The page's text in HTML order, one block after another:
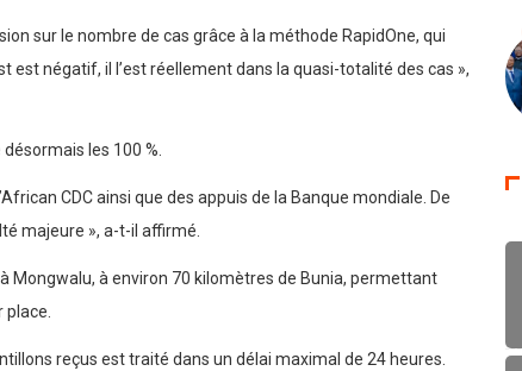
sur le nombre de cas grâce à la méthode RapidOne, qui
est négatif, il l’est réellement dans la quasi-totalité des cas »,
les 100 %.
CDC ainsi que des appuis de la Banque mondiale. De
majeure », a-t-il affirmé.
à environ 70 kilomètres de Bunia, permettant
place.
reçus est traité dans un délai maximal de 24 heures.